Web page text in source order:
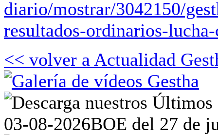
diario/mostrar/3042150/
resultados-ordinarios-
<< volver a Actualidad
03-08-2026BOE del 27 de